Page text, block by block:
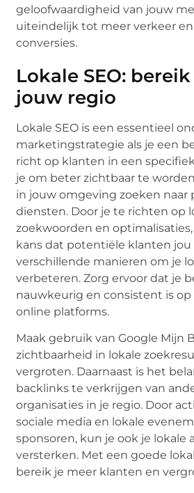
geloofwaardigheid van jouw
uiteindelijk tot meer verkeer
conversies.
Lokale SEO:
jouw regio
Lokale SEO is een essentieel
marketingstrategie als je een
richt op klanten in een
je om beter zichtbaar te
in jouw omgeving zoeken naar
diensten. Door je te richten op
zoekwoorden en
kans dat potentiële klanten jou
verschillende manieren om je
verbeteren. Zorg ervoor dat je
nauwkeurig en consistent is
online platforms.
Maak gebruik van Google Mijn
zichtbaarheid in lokale
vergroten. Daarnaast is het
backlinks te verkrijgen van
organisaties in je regio. Door
sociale media en lokale
sponsoren, kun je ook je lokale
versterken. Met een goede
bereik je meer klanten en